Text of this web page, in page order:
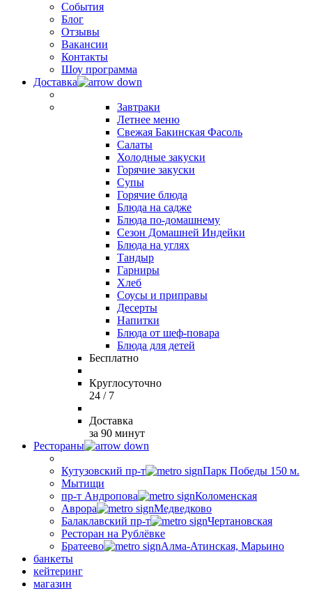
События
Блог
Отзывы
Вакансии
Контакты
Шоу программа
Доставка
Завтраки
Летнее меню
Свежая Бакинская Фасоль
Салаты
Холодные закуски
Горячие закуски
Супы
Горячие блюда
Блюда на садже
Блюда по-домашнему
Сезон Домашней Индейки
Блюда на углях
Тандыр
Гарниры
Хлеб
Соусы и приправы
Десерты
Напитки
Блюда от шеф-повара
Блюда для детей
Бесплатно
Круглосуточно
24 / 7
Доставка
за 90 минут
Рестораны
Кутузовский пр-т
Парк Победы 150 м.
Мытищи
пр-т Андропова
Коломенская
Аврора
Медведково
Балаклавский пр-т
Чертановская
Ресторан на Рублёвке
Братеево
Алма-Атинская, Марьино
банкеты
кейтеринг
магазин